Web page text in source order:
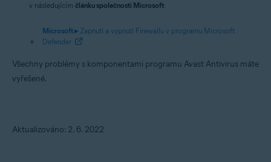
v následujícím článku společnosti Microsoft:
Microsoft ▸ Zapnutí a vypnutí Firewallu v programu Microsoft
Defender
Všechny problémy s komponentami programu Avast Antivirus máte
vyřešené.
Aktualizováno: 2. 6. 2022